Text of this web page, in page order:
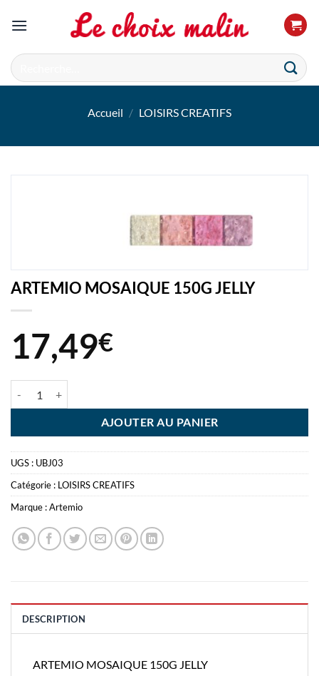
Recherche
pour :
Accueil / LOISIRS CREATIFS
ARTEMIO MOSAIQUE 150G JELLY
17,49€
AJOUTER AU PANIER
UGS : UBJ03
Catégorie : LOISIRS CREATIFS
Marque :Artemio
DESCRIPTION
ARTEMIO MOSAIQUE 150G JELLY